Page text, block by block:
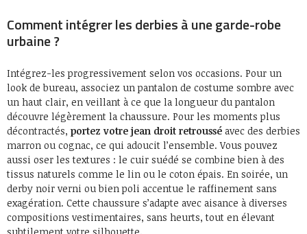
Comment intégrer les derbies à une garde-robe
urbaine ?
Intégrez-les progressivement selon vos occasions. Pour un
look de bureau, associez un pantalon de costume sombre avec
un haut clair, en veillant à ce que la longueur du pantalon
découvre légèrement la chaussure. Pour les moments plus
décontractés, portez votre jean droit retroussé avec des derbies
marron ou cognac, ce qui adoucit l’ensemble. Vous pouvez
aussi oser les textures : le cuir suédé se combine bien à des
tissus naturels comme le lin ou le coton épais. En soirée, un
derby noir verni ou bien poli accentue le raffinement sans
exagération. Cette chaussure s’adapte avec aisance à diverses
compositions vestimentaires, sans heurts, tout en élevant